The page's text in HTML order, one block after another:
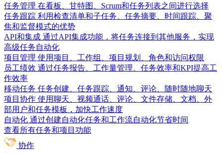
任务管理 在看板、甘特图、Scrum和任务列表之间进行选择
任务跟踪 利用检查清单和子任务、任务摘要、时间跟踪、聚
焦和监督模式的优势
API和集成 通过API集成功能，将任务连接到其他服务，实现
高级任务自动化
项目管理 使用项目、工作组、项目规划、角色和访问权限
员工绩效 通过任务报告、工作量管理、任务效率和KPI提高工
作效率
移动任务 任务创建、任务跟踪、通知、评论、随时随地聊天
项目协作 使用聊天、视频通话、评论、文件存储、文档、外
部用户和任务模板，加快工作速度
自动化 通过创建自动化任务和工作流自动化节省时间
查看所有任务和项目功能
协作